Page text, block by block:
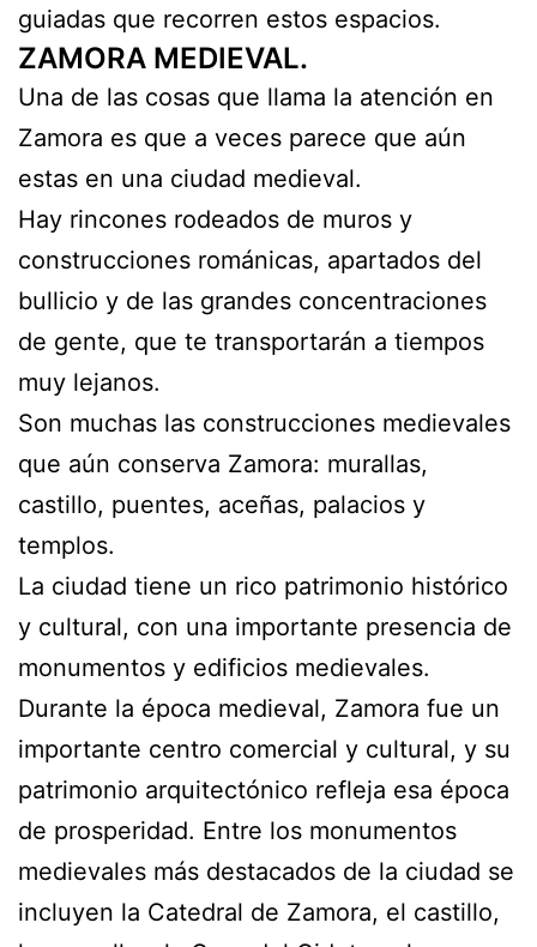
guiadas que recorren estos espacios.
ZAMORA MEDIEVAL.
Una de las cosas que llama la atención en
Zamora es que a veces parece que aún
estas en una ciudad medieval.
Hay rincones rodeados de muros y
construcciones románicas, apartados del
bullicio y de las grandes concentraciones
de gente, que te transportarán a tiempos
muy lejanos.
Son muchas las construcciones medievales
que aún conserva Zamora: murallas,
castillo, puentes, aceñas, palacios y
templos.
La ciudad tiene un rico patrimonio histórico
y cultural, con una importante presencia de
monumentos y edificios medievales.
Durante la época medieval, Zamora fue un
importante centro comercial y cultural, y su
patrimonio arquitectónico refleja esa época
de prosperidad. Entre los monumentos
medievales más destacados de la ciudad se
incluyen la Catedral de Zamora, el castillo,